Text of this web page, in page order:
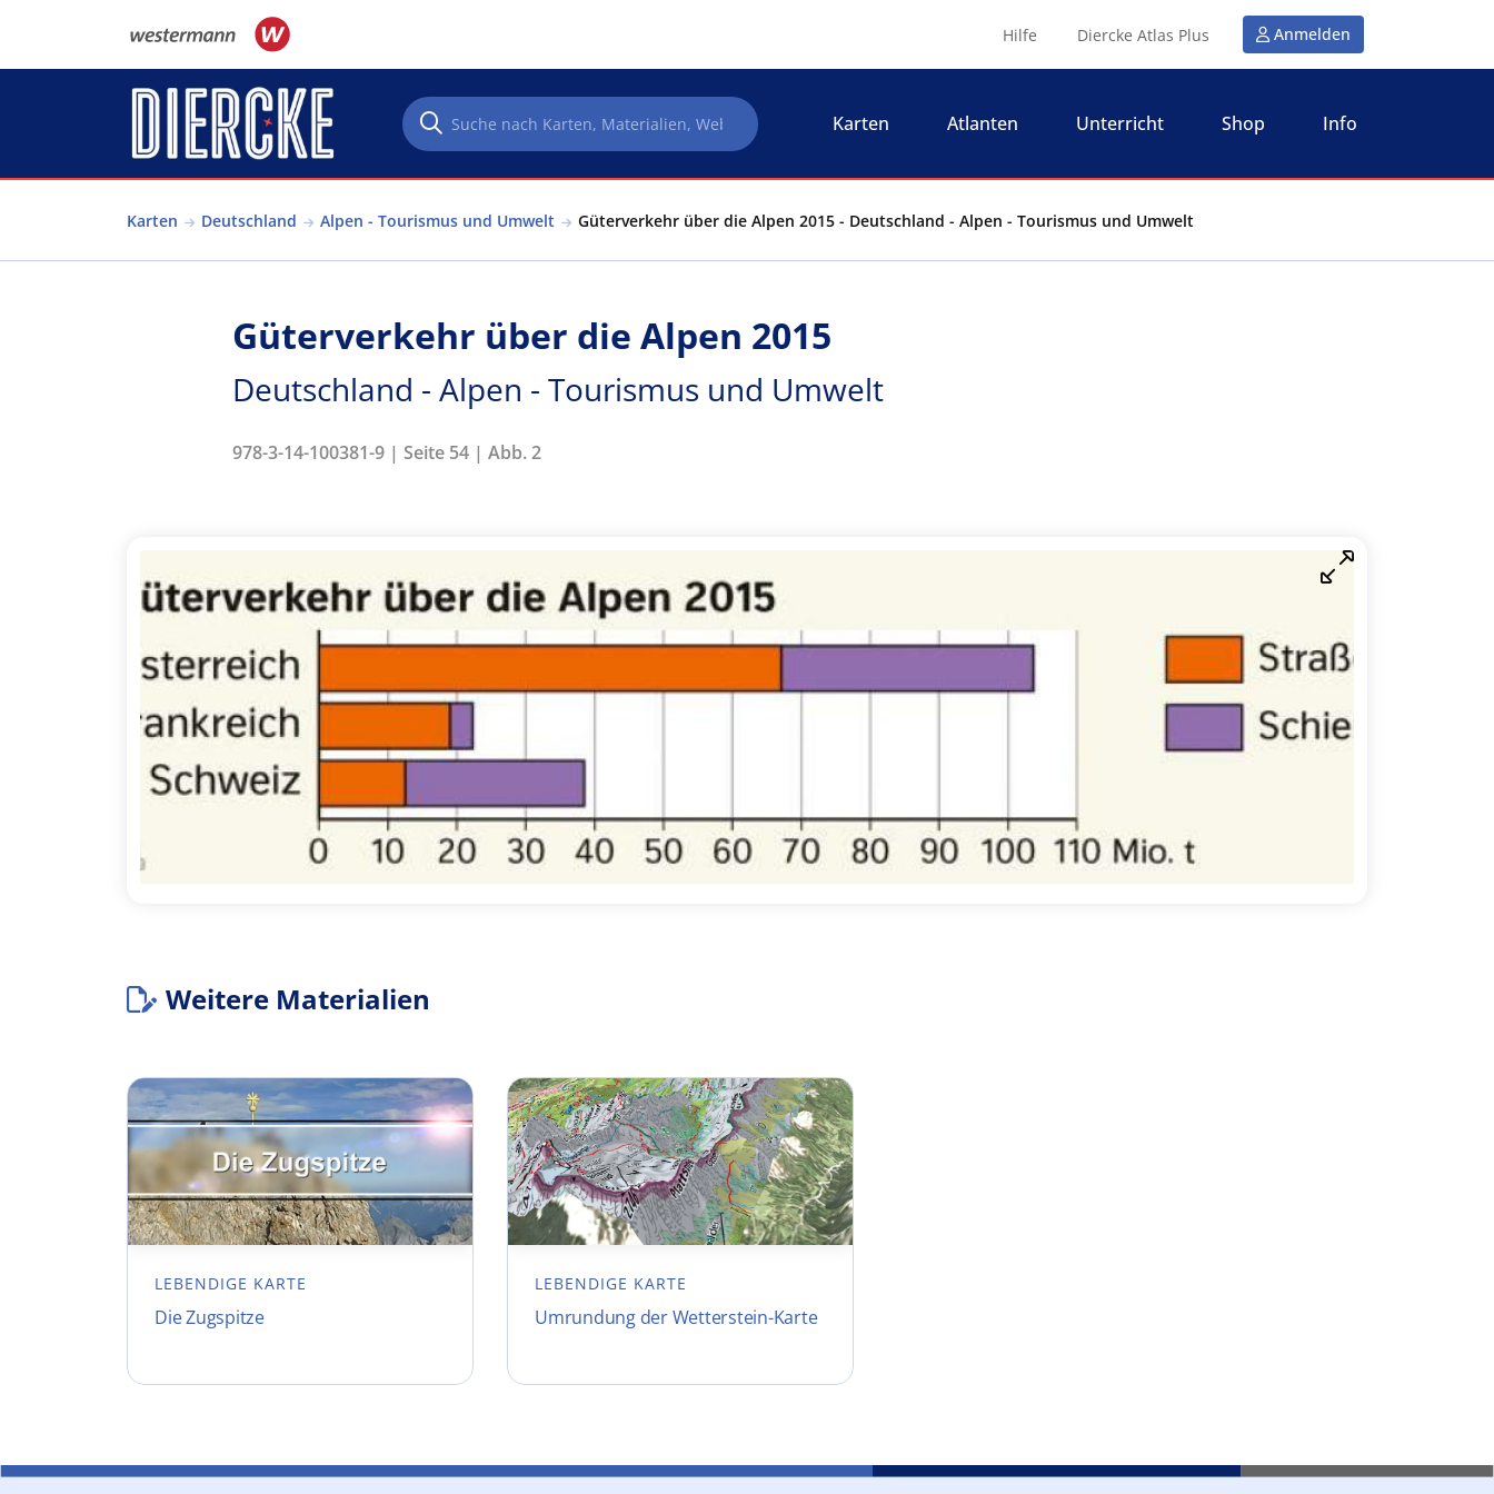
Hilfe Diercke Atlas Plus Anmelden
Karten Atlanten Unterricht Shop Info
Karten Deutschland Alpen - Tourismus und Umwelt Güterverkehr über die Alpen 2015 - Deutschland - Alpen - Tourismus und Umwelt
Güterverkehr über die Alpen 2015
Deutschland - Alpen - Tourismus und Umwelt
978-3-14-100381-9 | Seite 54 | Abb. 2
Weitere Materialien
LEBENDIGE KARTE
Die Zugspitze
LEBENDIGE KARTE
Umrundung der Wetterstein-Karte